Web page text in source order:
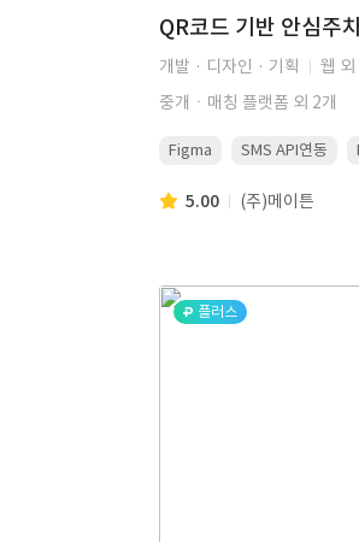
QR코드 기반 안심주
개발 · 디자인 · 기획
웹 외
중개ㆍ매칭 플랫폼 외 2개
Figma SMS API연동
5.00 (주)메이튼
플러스